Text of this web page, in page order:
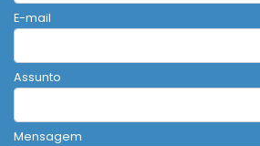
E-mail
Assunto
Mensagem